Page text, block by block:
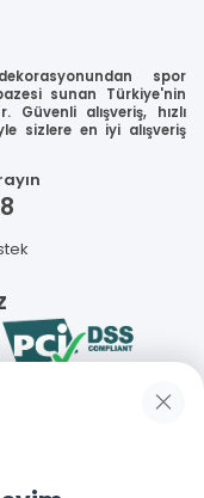
spor
sunan Türkiye'nin
alışveriş, hızlı
sizlere en iyi alışveriş